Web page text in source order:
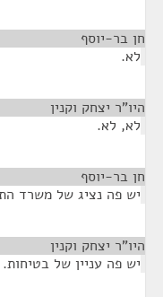
חן בר-יוסף
לא.
היו"ר יצחק וקנין
לא, לא.
חן בר-יוסף
יש פה נציג של משרד
היו"ר יצחק וקנין
יש פה עניין של